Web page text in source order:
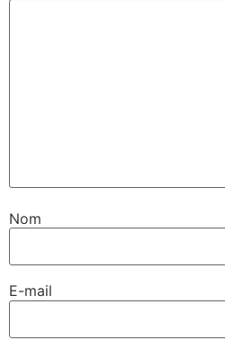
Nom
E-mail